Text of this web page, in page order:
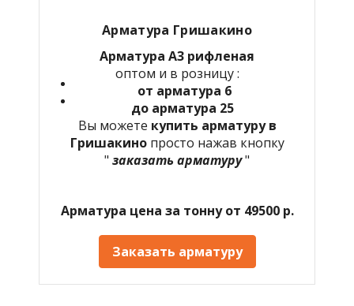
Арматура Гришакино
Арматура А3 рифленая
оптом и в розницу :
от арматура 6
до арматура 25
Вы можете купить арматуру в
Гришакино просто нажав кнопку
" заказать арматуру"
Арматура цена за тонну от 49500 р.
Заказать арматуру